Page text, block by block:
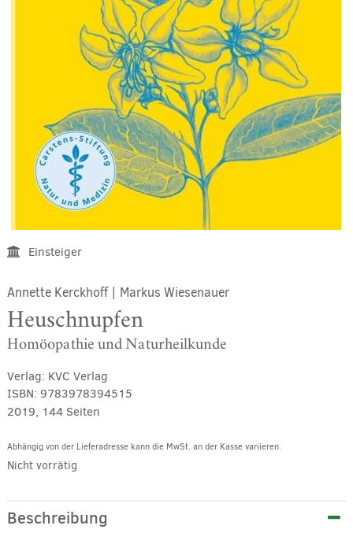
Einsteiger
Annette Kerckhoff| Markus Wiesenauer
Heuschnupfen
Homöopathie und Naturheilkunde
Verlag: KVC Verlag
ISBN: 9783978394515
2019, 144 Seiten
Abhängig von der Lieferadresse kann die MwSt. an der Kasse variieren.
Nicht vorrätig
Beschreibung